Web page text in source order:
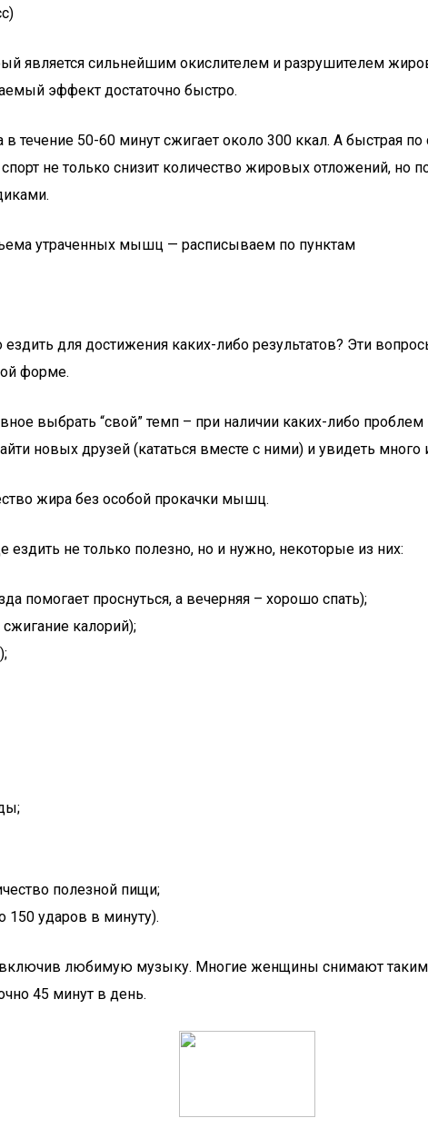
является сильнейшим окислителем и разрушителем
эффект достаточно быстро.
течение 50-60 минут сжигает около 300 ккал. А быстрая
не только снизит количество жировых отложений, но
утраченных мышц — расписываем по пунктам
для достижения каких-либо результатов? Эти
форме.
выбрать “свой” темп – при наличии каких-либо
новых друзей (кататься вместе с ними) и увидеть много
жира без особой прокачки мышц.
не только полезно, но и нужно, некоторые из них:
помогает проснуться, а вечерняя – хорошо спать);
калорий);
полезной пищи;
150 ударов в минуту).
включив любимую музыку. Многие женщины снимают
45 минут в день.